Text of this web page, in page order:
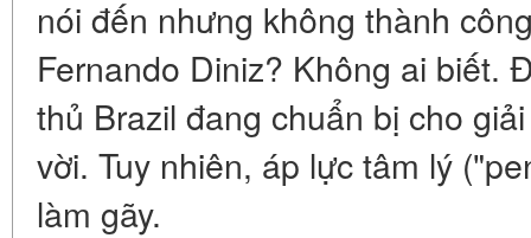
nói đến nhưng không thành
Fernando Diniz? Không ai biết.
thủ Brazil đang chuẩn bị cho
vời. Tuy nhiên, áp lực tâm lý
làm gãy.